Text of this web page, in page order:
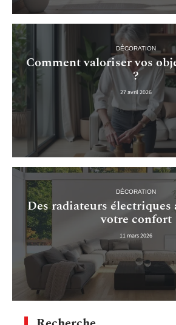
DÉCORATION
Comment valoriser vos
?
27 avril 2026
DÉCORATION
Des radiateurs électriques
votre confort
11 mars 2026